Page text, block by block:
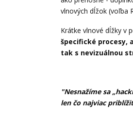
vlnových dĺžok (voľba
Krátke vlnové dĺžky v
špecifické procesy,
tak s nevizuálnou
"Nesnažíme sa
len čo najviac